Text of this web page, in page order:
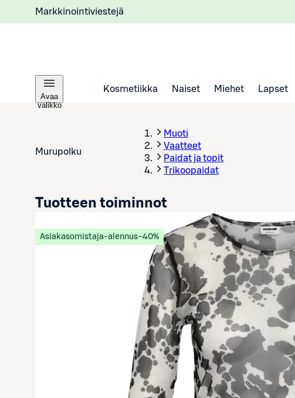
Markkinointiviestejä
Avaa
valikko
Kosmetiikka Naiset Miehet Lapset
Murupolku
Muoti
Vaatteet
Paidat ja topit
Trikoopaidat
Asiakasomistaja-alennus−40%
Tuotteen toiminnot